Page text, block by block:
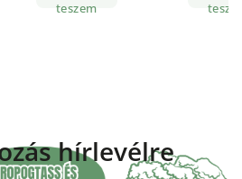
teszem
hírlevélre